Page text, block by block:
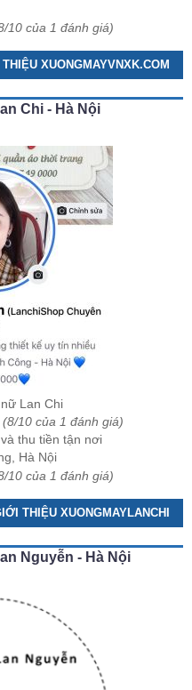
10 của 1 đánh giá)
XUONGMAYVNXK.COM
Chi - Hà Nội
Lan Chi
(8/10 của 1 đánh giá)
thu tiền tận nơi
Hà Nội
10 của 1 đánh giá)
THIỆU XUONGMAYLANCHI
Nguyễn - Hà Nội